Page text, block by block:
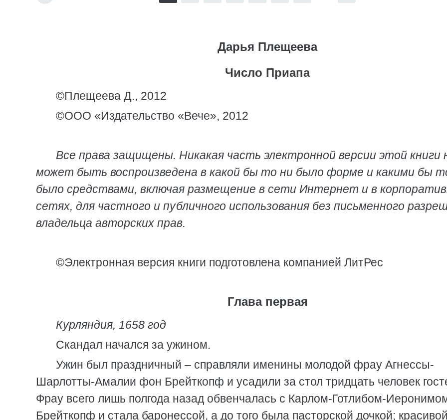
Дарья Плещеева
Число Приапа
©Плещеева Д., 2012
©ООО «Издательство «Вече», 2012
Все права защищены. Никакая часть электронной версии этой книги
может быть воспроизведена в какой бы то ни было форме и какими бы
было средствами, включая размещение в сети Интернет и в
сетях, для частного и публичного использования без письменного
владельца авторских прав.
©Электронная версия книги подготовлена компанией ЛитРес
Глава первая
Курляндия, 1658 год
Скандал начался за ужином.
Ужин был праздничный – справляли именины молодой фрау Агнессы-
Шарлотты-Амалии фон Брейткопф и усадили за стол тридцать человек
Фрау всего лишь полгода назад обвенчалась с Карлом-Готлибом-
Брейткопф и стала баронессой, а до того была пасторской дочкой;